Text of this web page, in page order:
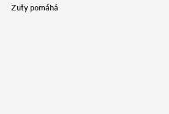
Zuty pomáhá